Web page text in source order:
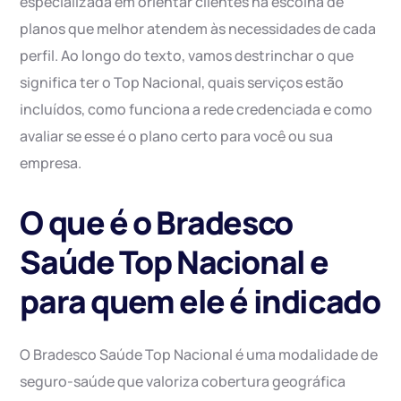
planos que melhor atendem às necessidades de cada
perfil. Ao longo do texto, vamos destrinchar o que
significa ter o Top Nacional, quais serviços estão
incluídos, como funciona a rede credenciada e como
avaliar se esse é o plano certo para você ou sua
empresa.
O que é o Bradesco
Saúde Top Nacional e
para quem ele é indicado
O Bradesco Saúde Top Nacional é uma modalidade de
seguro-saúde que valoriza cobertura geográfica